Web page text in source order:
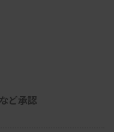
による進行期ホジ
不良性貧血の早期
ン解析プラットフ
ど承認